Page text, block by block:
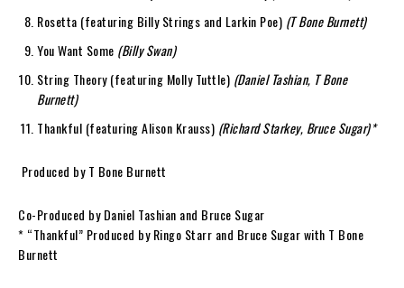
Rosetta (featuring Billy Strings and Larkin Poe) (T Bone Burnett)
You Want Some (Billy Swan)
String Theory (featuring Molly Tuttle) (Daniel Tashian, T Bone
Burnett)
Thankful (featuring Alison Krauss) (Richard Starkey, Bruce Sugar)*
Produced by T Bone Burnett
Co-Produced by Daniel Tashian and Bruce Sugar
* “Thankful” Produced by Ringo Starr and Bruce Sugar with T Bone
Burnett